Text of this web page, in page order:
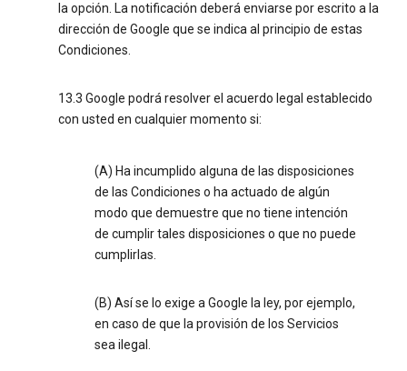
la opción. La notificación deberá enviarse por escrito a la
dirección de Google que se indica al principio de estas
Condiciones.
13.3 Google podrá resolver el acuerdo legal establecido
con usted en cualquier momento si:
(A) Ha incumplido alguna de las disposiciones
de las Condiciones o ha actuado de algún
modo que demuestre que no tiene intención
de cumplir tales disposiciones o que no puede
cumplirlas.
(B) Así se lo exige a Google la ley, por ejemplo,
en caso de que la provisión de los Servicios
sea ilegal.